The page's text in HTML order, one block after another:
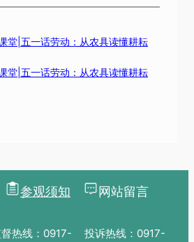
堂|五一话劳动：从农具读懂耕耘
堂|五一话劳动：从农具读懂耕耘
参观须知 网站留言
督热线：0917-
投诉热线：0917-